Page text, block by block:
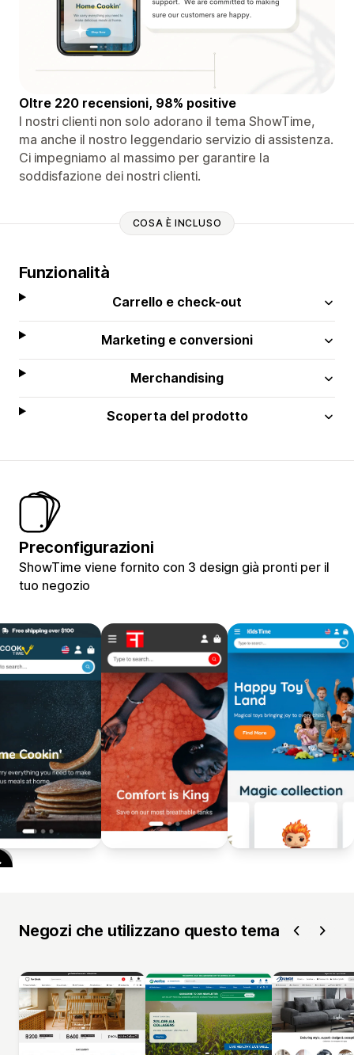
Oltre 220 recensioni, 98% positive
I nostri clienti non solo adorano il tema ShowTime,
ma anche il nostro leggendario servizio di assistenza.
Ci impegniamo al massimo per garantire la
soddisfazione dei nostri clienti.
COSA È INCLUSO
Funzionalità
Carrello e check-out
Marketing e conversioni
Merchandising
Scoperta del prodotto
Preconfigurazioni
ShowTime viene fornito con 3 design già pronti per il
tuo negozio
Negozi che utilizzano questo tema